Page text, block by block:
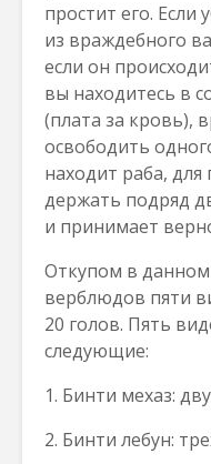
простит его.
из враждебного
если он
вы находитесь в
(плата за кровь),
освободить
находит раба,
держать подряд
и принимает
Откупом в данном
верблюдов пяти
20 голов. Пять
следующие:
1. Бинти мехаз:
2. Бинти лебун: